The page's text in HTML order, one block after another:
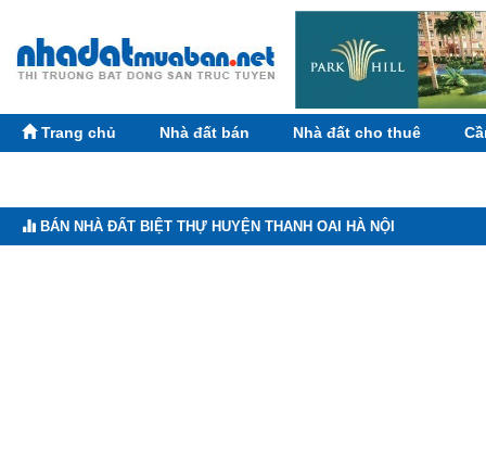
Trang chủ Nhà đất bán Nhà đất cho thuê
BÁN NHÀ ĐẤT BIỆT THỰ HUYỆN THANH OAI HÀ NỘI